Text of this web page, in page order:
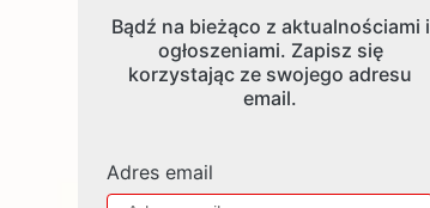
Bądź na bieżąco z aktualnościami i
ogłoszeniami. Zapisz się
korzystając ze swojego adresu
email.
Adres email